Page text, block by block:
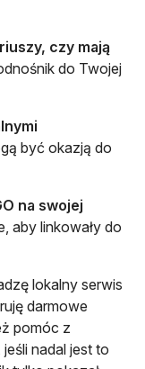
czy mają
do Twojej
być okazją do
na swojej
aby linkowały do
lokalny serwis
się w nowej karcie
darmowe
pomóc z
nadal jest to